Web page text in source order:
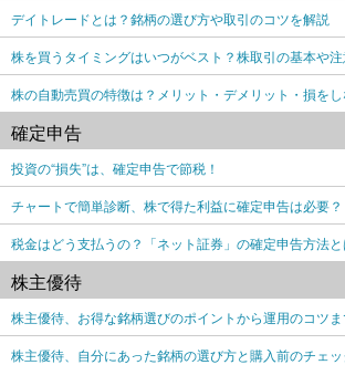
デイトレードとは？銘柄の選び方や取引のコツを解説
株を買うタイミングはいつがベスト？株取引の基本や
株の自動売買の特徴は？メリット・デメリット・損を
確定申告
投資の“損失”は、確定申告で節税！
チャートで簡単診断、株で得た利益に確定申告は必要？
税金はどう支払うの？「ネット証券」の確定申告方法と
株主優待
株主優待、お得な銘柄選びのポイントから運用のコツ
株主優待、自分にあった銘柄の選び方と購入前のチェッ